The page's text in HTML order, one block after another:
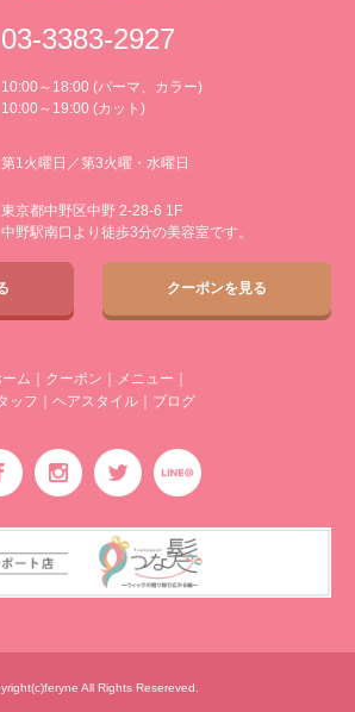
03-3383-2927
10:00～18:00 (パーマ、カラー)
10:00～19:00 (カット)
第1火曜日／第3火曜・水曜日
東京都中野区中野 2-28-6 1F
中野駅南口より徒歩3分の美容室です。
クーポンを見る
ーム ｜ クーポン ｜ メニュー ｜
ッフ ｜ ヘアスタイル ｜ ブログ
All Rights Resereved.